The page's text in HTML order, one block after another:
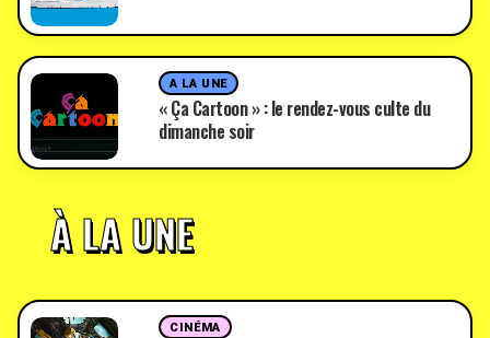
A LA UNE
« Ça Cartoon » : le rendez-vous culte du
dimanche soir
À LA UNE
CINÉMA